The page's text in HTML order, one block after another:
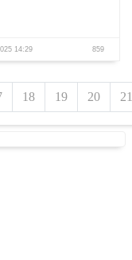
14:29 859
18 19 20 21